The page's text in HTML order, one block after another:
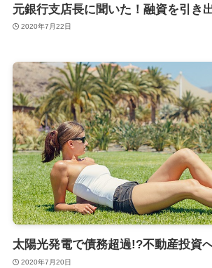
元銀行支店長に聞いた！融資を引き
2020年7月22日
太陽光発電で債務超過!?不動産投資
2020年7月20日